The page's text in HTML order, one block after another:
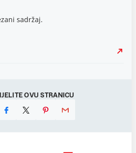
sadržaj.
OVU STRANICU